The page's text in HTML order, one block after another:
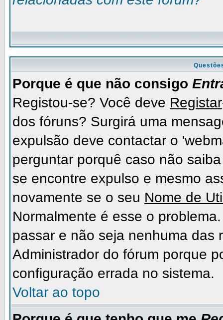
Porque é que não consigo
Registou-se? Você deve Registar
dos fóruns? Surgirá uma
expulsão deve contactar o
perguntar porquê caso não
se encontre expulso e mesmo
novamente se o seu Nome de
Normalmente é esse o
passar e não seja nenhuma das
Administrador do fórum porque
configuração errada no sistema.
Voltar ao topo